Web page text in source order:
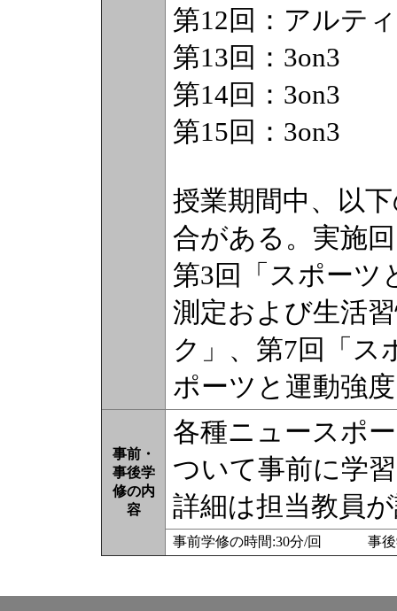
第12回：アルテ
第13回：3on3
第14回：3on3
第15回：3on3
授業期間中、以
合がある。実施
第3回「スポーツ
測定および生活
ク」、第7回「ス
ポーツと運動強
事前・
事後学
修の内
容
各種ニュースポ
ついて事前に学
詳細は担当教員
事前学修の時間:30分/回 事後